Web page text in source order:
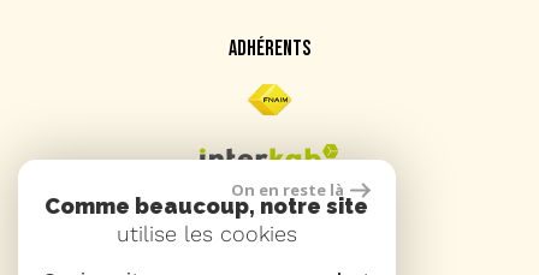
ADHÉRENTS
On en reste là
Comme beaucoup, notre site
utilise les cookies